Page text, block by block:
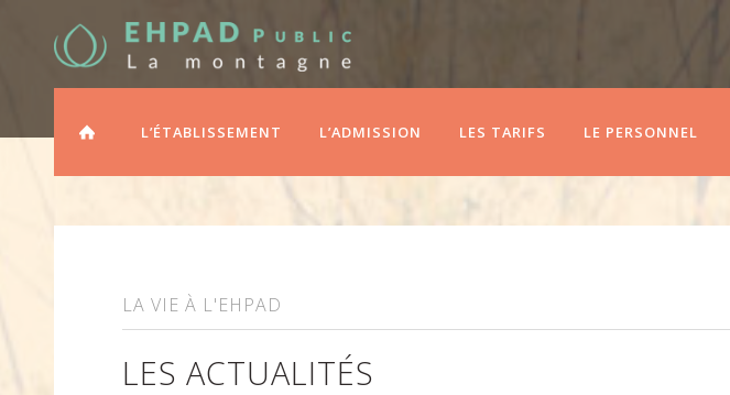
ACCUEIL L’ÉTABLISSEMENT L’ADMISSION LES TARIFS LE PERSONNEL
LA VIE À L'EHPAD
LES ACTUALITÉS